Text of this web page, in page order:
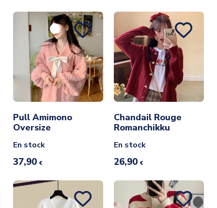
Pull Amimono
Oversize
En stock
37,90 €
Chandail Rouge
Romanchikku
En stock
26,90 €